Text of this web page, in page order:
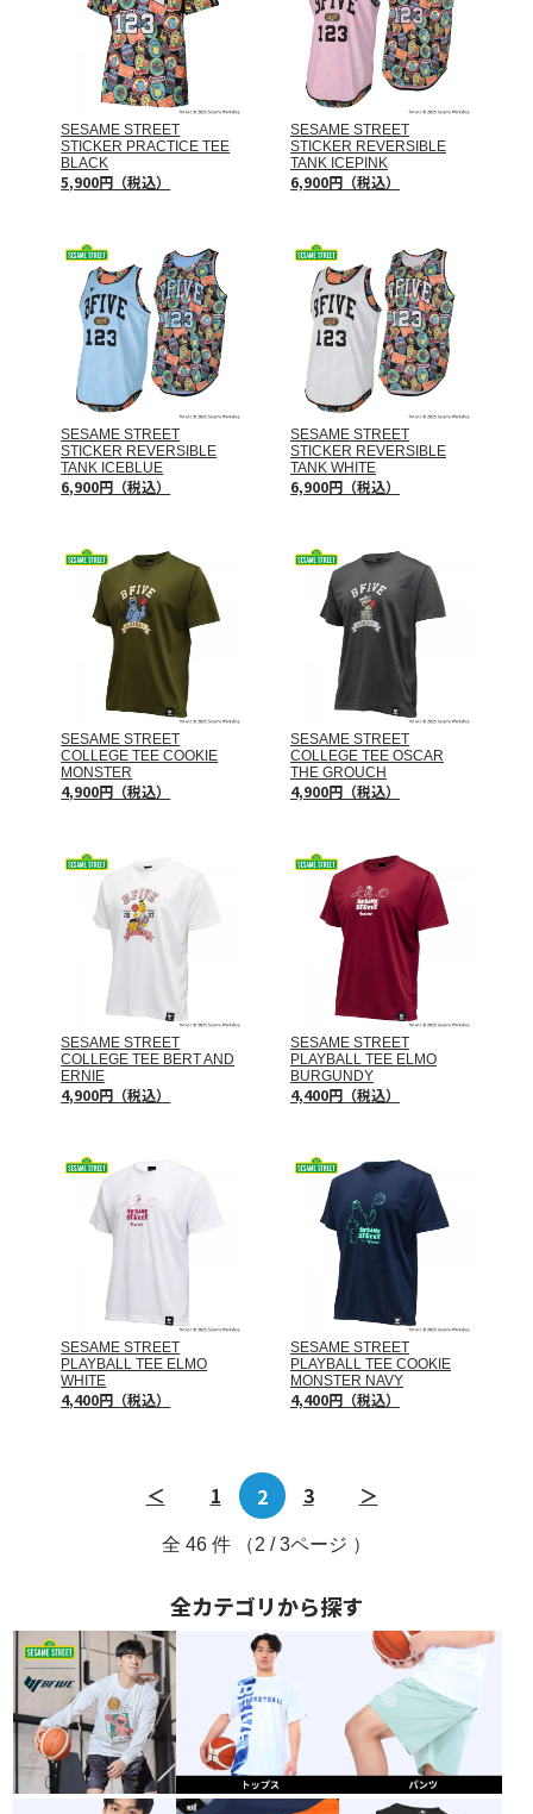
SESAME STREET
STICKER PRACTICE TEE
BLACK
5,900円（税込）
SESAME STREET
STICKER REVERSIBLE
TANK ICEPINK
6,900円（税込）
SESAME STREET
STICKER REVERSIBLE
TANK ICEBLUE
6,900円（税込）
SESAME STREET
STICKER REVERSIBLE
TANK WHITE
6,900円（税込）
SESAME STREET
COLLEGE TEE COOKIE
MONSTER
4,900円（税込）
SESAME STREET
COLLEGE TEE OSCAR
THE GROUCH
4,900円（税込）
SESAME STREET
COLLEGE TEE BERT AND
ERNIE
4,900円（税込）
SESAME STREET
PLAYBALL TEE ELMO
BURGUNDY
4,400円（税込）
SESAME STREET
PLAYBALL TEE ELMO
WHITE
4,400円（税込）
SESAME STREET
PLAYBALL TEE COOKIE
MONSTER NAVY
4,400円（税込）
＜ 1 2 3 ＞
全 46 件 （2 / 3ページ ）
全カテゴリから探す